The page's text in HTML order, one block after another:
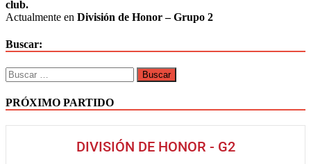
club.
Actualmente en División de Honor – Grupo 2
Buscar:
Buscar:
PRÓXIMO PARTIDO
DIVISIÓN DE HONOR - G2